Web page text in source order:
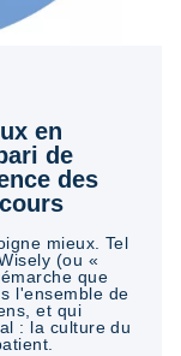
en
de
des
mieux. Tel
(ou «
que
l'ensemble de
et qui
: la culture du